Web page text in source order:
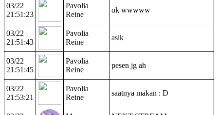
03/22
21:51:23
Pavolia
Reine
ok wwwww
03/22
21:51:43
Pavolia
Reine
asik
03/22
21:51:45
Pavolia
Reine
pesen jg ah
03/22
21:53:21
Pavolia
Reine
saatnya makan : D